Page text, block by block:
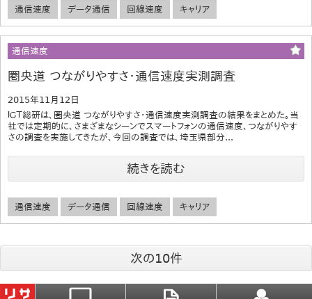
通信速度 データ通信 回線速度 キャリア
通信速度
圏央道 つながりやすさ・通信速度実測調査
2015年11月12日
ＩＣＴ総研は、圏央道 つながりやすさ・通信速度実測調査の結果をまとめた。当
社では定期的に、さまざまなシーンでスマートフォンの通信速度、つながりやす
さの調査を実施してきたが、今回の調査では、埼玉県部分...
続きを読む
通信速度 データ通信 回線速度 キャリア
次の10件